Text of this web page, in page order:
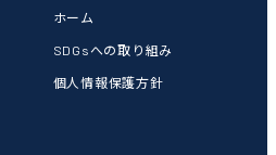
ホーム
SDGsへの取り組み
個人情報保護方針